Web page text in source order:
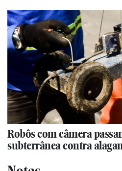
Robôs com câmera
subterrânea contra